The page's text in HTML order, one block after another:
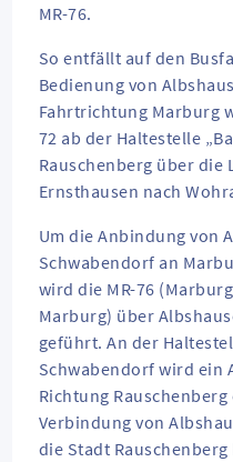
MR-76.
So entfällt auf den
Bedienung von
Fahrtrichtung Marburg
72 ab der Haltestelle
Rauschenberg über die
Ernsthausen nach
Um die Anbindung von
Schwabendorf an
wird die MR-76
Marburg) über
geführt. An der
Schwabendorf wird ein
Richtung
Verbindung von
die Stadt